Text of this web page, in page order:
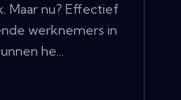
Maar nu? Effectief
werknemers in
he...